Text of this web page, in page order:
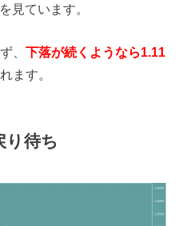
を見ています。
、下落が続くようなら1.11
ます。
り待ち